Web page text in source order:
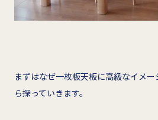
まずはなぜ一枚板天板に高級なイメ
ら探っていきます。